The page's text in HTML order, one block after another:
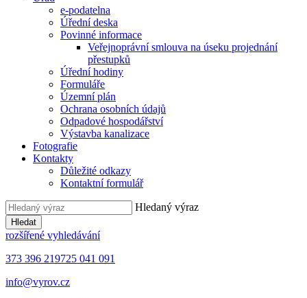
e-podatelna
Úřední deska
Povinné informace
Veřejnoprávní smlouva na úseku projednání
přestupků
Úřední hodiny
Formuláře
Územní plán
Ochrana osobních údajů
Odpadové hospodářství
Výstavba kanalizace
Fotografie
Kontakty
Důležité odkazy
Kontaktní formulář
Hledaný výraz
Hledat
rozšířené vyhledávání
373 396 219725 041 091
info@vyrov.cz